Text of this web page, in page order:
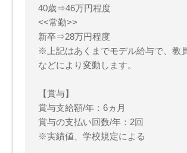
40歳⇒46万円程度
<<常勤>>
新卒⇒28万円程度
※上記はあくまでモデル給与で、教
などにより変動します。
【賞与】
賞与支給額/年：6ヵ月
賞与の支払い回数/年：2回
※実績値、学校規定による